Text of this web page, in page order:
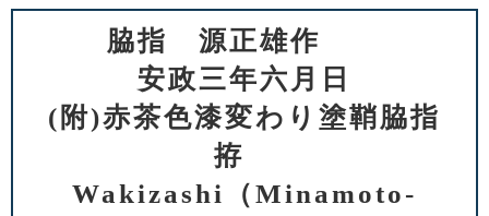
脇指 源正雄作
安政三年六月日
(附)赤茶色漆変わり塗鞘脇指
拵
Wakizashi（Minamoto-